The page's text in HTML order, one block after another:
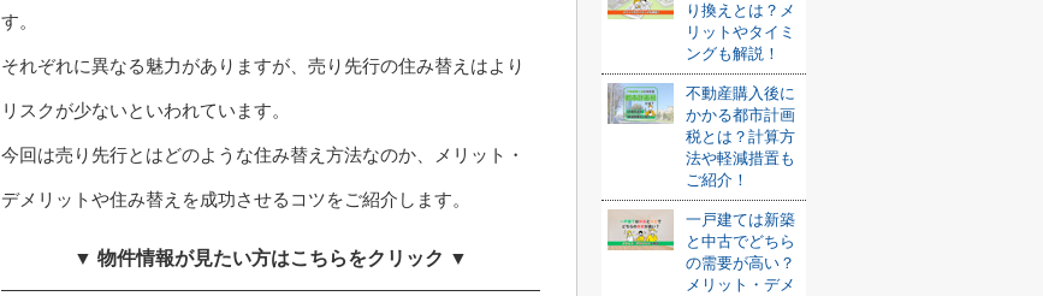
す。
それぞれに異なる魅力がありますが、売り先行の住み替えはより
リスクが少ないといわれています。
今回は売り先行とはどのような住み替え方法なのか、メリット・
デメリットや住み替えを成功させるコツをご紹介します。
▼ 物件情報が見たい方はこちらをクリック ▼
り換えとは？メ
リットやタイミ
ングも解説！
不動産購入後に
かかる都市計画
税とは？計算方
法や軽減措置も
ご紹介！
一戸建ては新築
と中古でどちら
の需要が高い？
メリット・デメ